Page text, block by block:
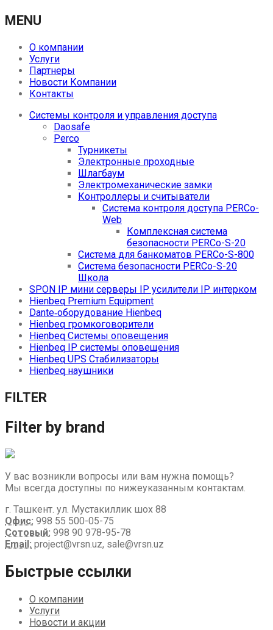
MENU
О компании
Услуги
Партнеры
Новости Компании
Контакты
Системы контроля и управления доступа
Daosafe
Perco
Турникеты
Электронные проходные
Шлагбаум
Электромеханические замки
Контроллеры и считыватели
Система контроля доступа PERCo-
Web
Комплексная система
безопасности PERCo-S-20
Система для банкоматов PERCo-S-800
Система безопасности PERCo-S-20
Школа
SPON IP мини серверы IP усилители IP интерком
Hienbeq Premium Equipment
Dante‑оборудование Hienbeq
Hienbeq громкоговорители
Hienbeq Системы оповещения
Hienbeq IP системы оповещения
Hienbeq UPS Стабилизаторы
Hienbeq наушники
FILTER
Filter by brand
У вас возникли вопросы или вам нужна помощь?
Мы всегда доступны по нижеуказанным контактам.
г. Ташкент. ул. Мустакиллик шох 88
Офис: 998 55 500-05-75
Сотовый: 998 90 978-95-78
Email: project@vrsn.uz, sale@vrsn.uz
Быстрые ссылки
О компании
Услуги
Новости и акции